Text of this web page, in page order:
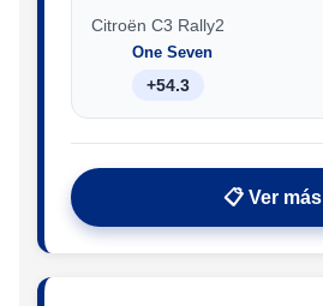
Citroën C3 Rally2
One Seven
+54.3
📋 Ver más